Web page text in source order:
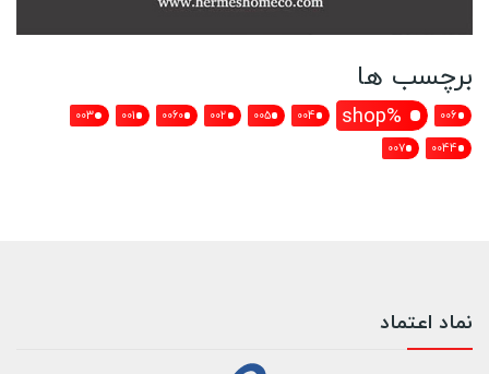
برچسب ها
006
%shop
004
005
002
0060
001
003
0044
007
نماد اعتماد